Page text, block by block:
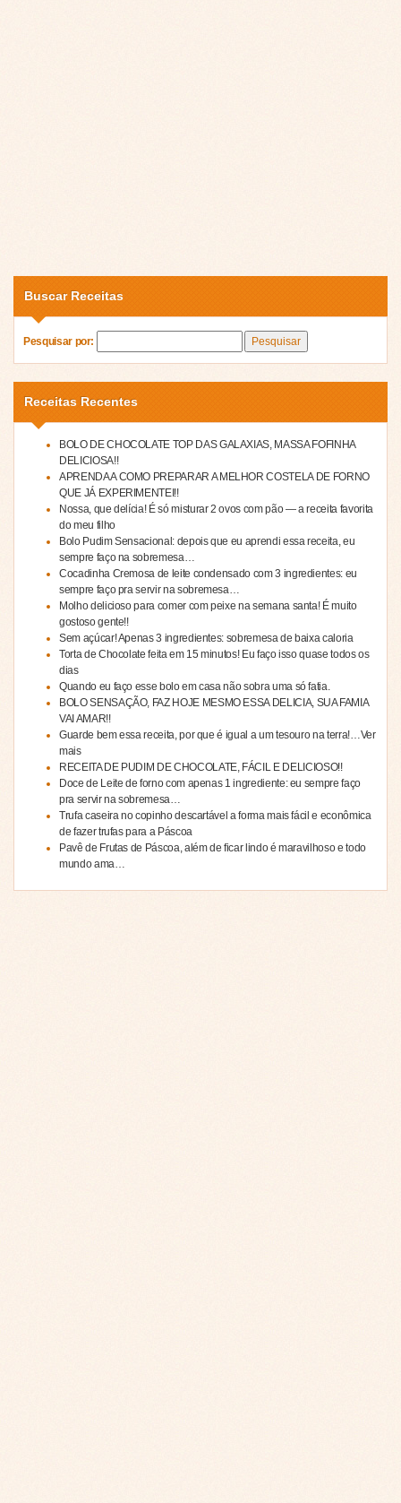
Buscar Receitas
Pesquisar por:
Receitas Recentes
BOLO DE CHOCOLATE TOP DAS GALAXIAS, MASSA FOFINHA
DELICIOSA!!
APRENDA A COMO PREPARAR A MELHOR COSTELA DE FORNO
QUE JÁ EXPERIMENTEI!!
Nossa, que delícia! É só misturar 2 ovos com pão — a receita favorita
do meu filho
Bolo Pudim Sensacional: depois que eu aprendi essa receita, eu
sempre faço na sobremesa…
Cocadinha Cremosa de leite condensado com 3 ingredientes: eu
sempre faço pra servir na sobremesa…
Molho delicioso para comer com peixe na semana santa! É muito
gostoso gente!!
Sem açúcar! Apenas 3 ingredientes: sobremesa de baixa caloria
Torta de Chocolate feita em 15 minutos! Eu faço isso quase todos os
dias
Quando eu faço esse bolo em casa não sobra uma só fatia.
BOLO SENSAÇÃO, FAZ HOJE MESMO ESSA DELICIA, SUA FAMIA
VAI AMAR!!
Guarde bem essa receita, por que é igual a um tesouro na terra!…Ver
mais
RECEITA DE PUDIM DE CHOCOLATE, FÁCIL E DELICIOSO!!
Doce de Leite de forno com apenas 1 ingrediente: eu sempre faço
pra servir na sobremesa…
Trufa caseira no copinho descartável a forma mais fácil e econômica
de fazer trufas para a Páscoa
Pavê de Frutas de Páscoa, além de ficar lindo é maravilhoso e todo
mundo ama…